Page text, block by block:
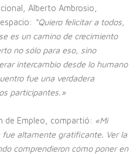
Alberto Ambrosio,
“Quiero felicitar a todos,
es un camino de crecimiento
no sólo para eso, sino
intercambio desde lo humano
fue una verdadera
participantes.»
de Empleo, compartió: «Mi
altamente gratificante. Ver la
comprendieron cómo poner en